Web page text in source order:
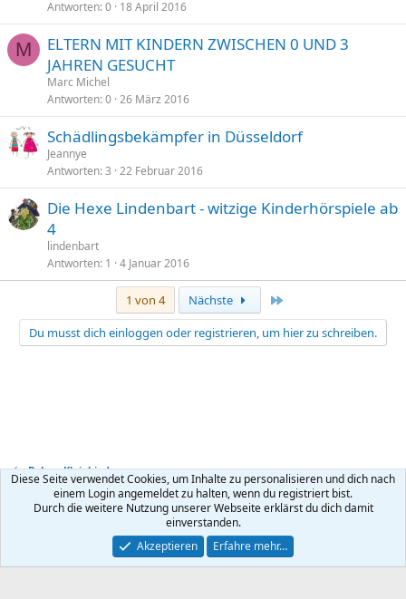
Antworten 0 18 April 2016
M
ELTERN MIT KINDERN ZWISCHEN 0 UND 3
JAHREN GESUCHT
Marc Michel
Antworten 0 26 März 2016
Schädlingsbekämpfer in Düsseldorf
Jeannye
Antworten 3 22 Februar 2016
Die Hexe Lindenbart - witzige Kinderhörspiele ab
4
lindenbart
Antworten 1 4 Januar 2016
1 von 4 Nächste
Du musst dich einloggen oder registrieren, um hier zu schreiben.
Baby + Kleinkind
Kontakt Nutzungsbedingungen Datenschutz Hilfe
R
Community platform by XenForo ® © 2010-2026 XenForo Ltd.
Diese Seite verwendet Cookies, um Inhalte zu personalisieren und dich nach
einem Login angemeldet zu halten, wenn du registriert bist.
Durch die weitere Nutzung unserer Webseite erklärst du dich damit
einverstanden.
Akzeptieren
Erfahre mehr…